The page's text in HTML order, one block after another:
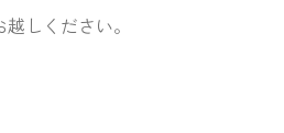
しください。